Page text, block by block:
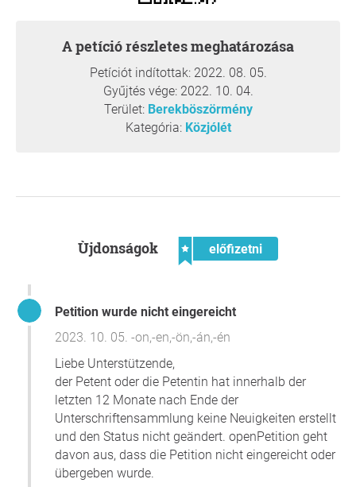
Berekböszörmény több, mint 2000 lakosának jelentene
kirendeltsége a településünktől 10 km-re található
messze, a ritka tömegközlekedés miatt megoldhatatlan
problémát jelentene a település gépjárművel nem, de
folyószámlával rendelkező lakóinak, különös tekintettel
azokra az idősekre, akiknek eddig könnyedséget jelentett,
A petíció részletes meghatározása
Petíciót indítottak: 2022. 08. 05.
Gyűjtés vége: 2022. 10. 04.
Terület: Berekböszörmény
Kategória: Közjólét
Ùjdonságok előfizetni
Petition wurde nicht eingereicht
2023. 10. 05. -on,-en,-ön,-án,-én
Liebe Unterstützende,
der Petent oder die Petentin hat innerhalb der
letzten 12 Monate nach Ende der
Unterschriftensammlung keine Neuigkeiten erstellt
und den Status nicht geändert. openPetition geht
davon aus, dass die Petition nicht eingereicht oder
übergeben wurde.